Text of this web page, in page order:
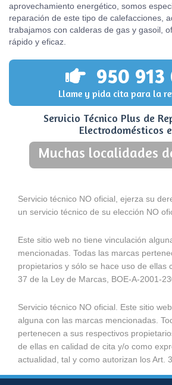
aprovechamiento energético, somos
reparación de este tipo de calefacciones,
trabajamos con calderas de gas y gasoil,
rápido y eficaz.
950 913
Llame y pida cita para la
Servicio Técnico Plus de
Electrodomésticos
Muchas localidades
Servicio técnico NO oficial, ejerza su
un servicio técnico de su elección NO
Este sitio web no tiene vinculación
mencionadas. Todas las marcas
propietarios y sólo se hace uso de ellas
37 de la Ley de Marcas, BOE-A-2001-
Servicio técnico NO oficial. Este sitio
alguna con las marcas mencionadas.
pertenecen a sus respectivos
de ellas en calidad de cita y/o como
actualidad, tal y como autorizan los Art.